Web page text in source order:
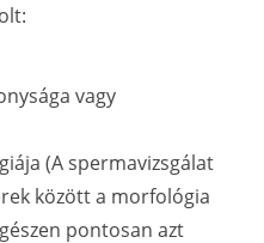
vagy
(A spermavizsgálat
között a morfológia
pontosan azt